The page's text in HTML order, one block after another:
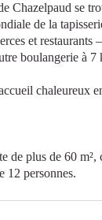
Chazelpaud se
de la
et restaurants
boulangerie à 7
chaleureux
de plus de 60 m²,
12 personnes.